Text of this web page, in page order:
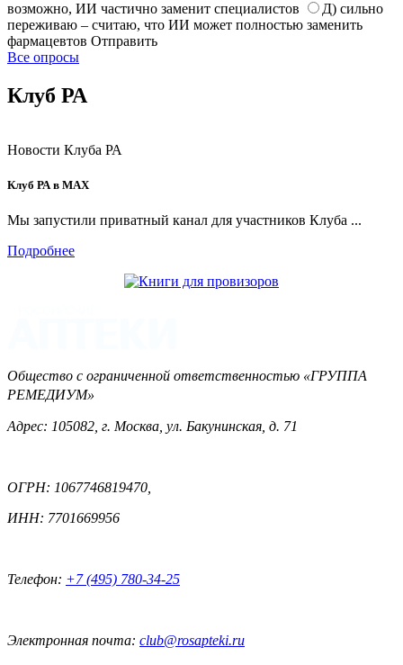
возможно, ИИ частично заменит специалистов
Д) сильно
переживаю – считаю, что ИИ может полностью заменить
фармацевтов Отправить
Все опросы
Клуб РА
Новости Клуба РА
Клуб РА в MAX
Мы запустили приватный канал для участников Клуба ...
Подробнее
Общество с ограниченной ответственностью «ГРУППА
РЕМЕДИУМ»
Адрес: 105082, г. Москва, ул. Бакунинская, д. 71
ОГРН: 1067746819470,
ИНН: 7701669956
Телефон: +7 (495) 780-34-25
Электронная почта: club@rosapteki.ru